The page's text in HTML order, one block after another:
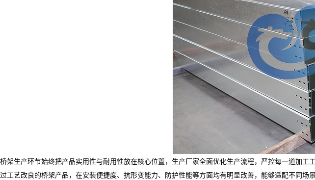
桥架生产环节始终把产品实用性与耐用性放在核心位置，生产厂家全面优化生产流程，严控每一道加
过工艺改良的桥架产品，在安装便捷度、抗形变能力、防护性能等方面均有明显改善，能够适配不同场